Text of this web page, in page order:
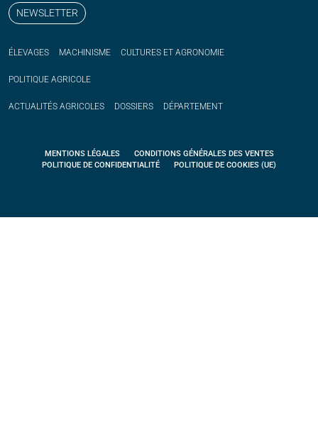
NEWSLETTER
ÉLEVAGES MACHINISME CULTURES ET AGRONOMIE
POLITIQUE AGRICOLE
ACTUALITÉS AGRICOLES DOSSIERS DÉPARTEMENT
MENTIONS LÉGALES
CONDITIONS GÉNÉRALES DES VENTES
POLITIQUE DE CONFIDENTIALITÉ
POLITIQUE DE COOKIES (UE)